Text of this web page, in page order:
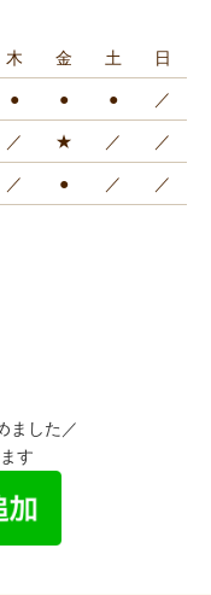
木 金 土 日
● ● ● ／
／ ★ ／ ／
／ ● ／ ／
ました／
す